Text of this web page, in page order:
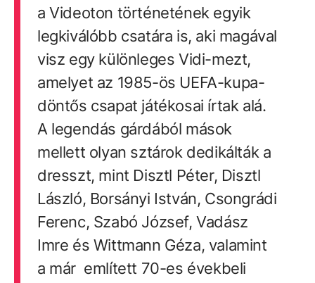
a Videoton történetének egyik
legkiválóbb csatára is, aki magával
visz egy különleges Vidi-mezt,
amelyet az 1985-ös UEFA-kupa-
döntős csapat játékosai írtak alá.
A legendás gárdából mások
mellett olyan sztárok dedikálták a
dresszt, mint Disztl Péter, Disztl
László, Borsányi István, Csongrádi
Ferenc, Szabó József, Vadász
Imre és Wittmann Géza, valamint
a már említett 70-es évekbeli